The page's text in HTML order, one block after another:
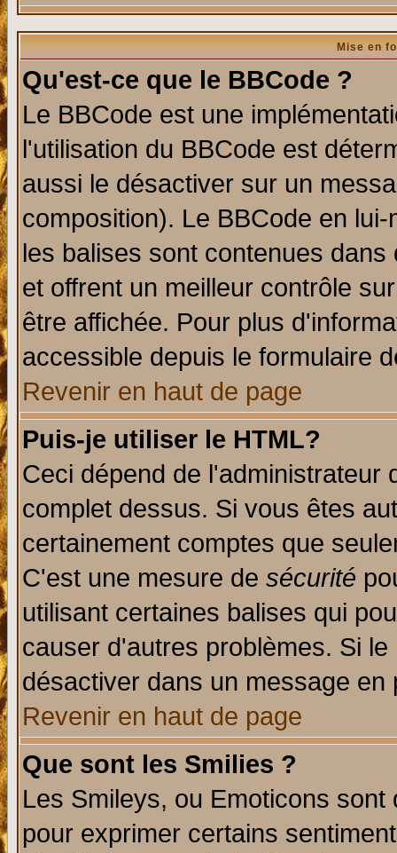
Mise en
Qu'est-ce que le BBCode ?
Le BBCode est une
l'utilisation du BBCode est
aussi le désactiver sur un
composition). Le BBCode en
les balises sont contenues
et offrent un meilleur contrôle
être affichée. Pour plus
accessible depuis le formulaire
Revenir en haut de page
Puis-je utiliser le HTML?
Ceci dépend de l'administrateur
complet dessus. Si vous êtes
certainement comptes que
C'est une mesure de sécurité
utilisant certaines balises qui
causer d'autres problèmes. Si
désactiver dans un message
Revenir en haut de page
Que sont les Smilies ?
Les Smileys, ou Emoticons
pour exprimer certains